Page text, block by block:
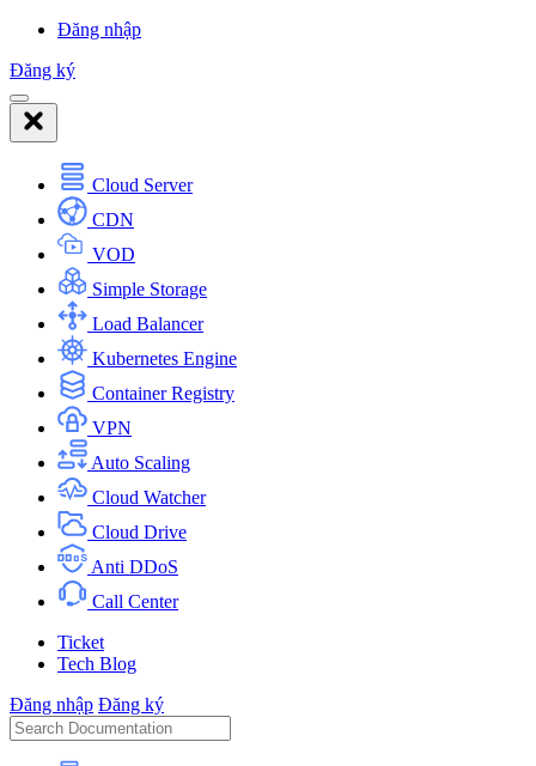
Đăng nhập
Đăng ký
Cloud Server
CDN
VOD
Simple Storage
Load Balancer
Kubernetes Engine
Container Registry
VPN
Auto Scaling
Cloud Watcher
Cloud Drive
Anti DDoS
Call Center
Ticket
Tech Blog
Đăng nhập Đăng ký